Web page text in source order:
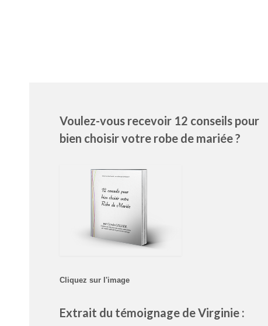
Voulez-vous recevoir 12 conseils pour
bien choisir votre robe de mariée ?
Cliquez sur l'image
Extrait du témoignage de Virginie :